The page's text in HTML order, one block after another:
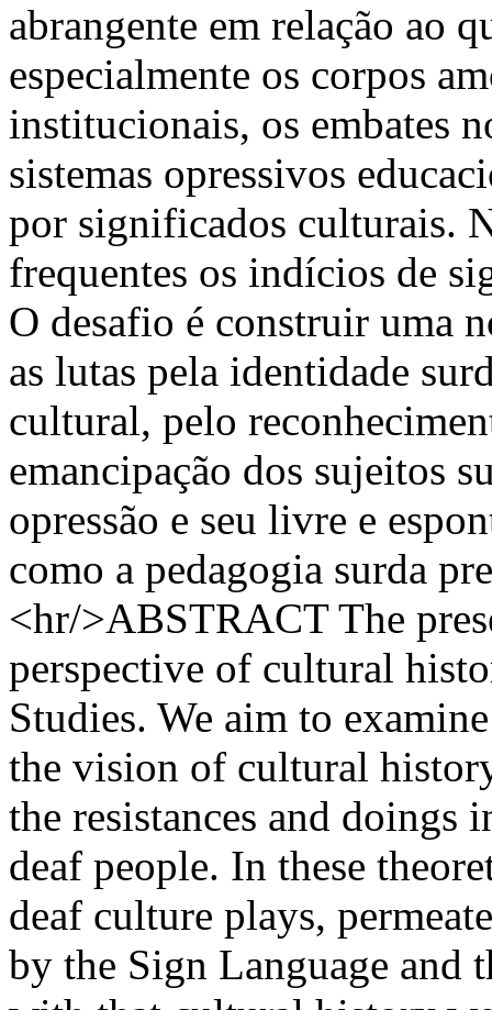
abrangente em relação ao
especialmente os corpos
institucionais, os embates
sistemas opressivos
por significados culturais.
frequentes os indícios de
O desafio é construir uma
as lutas pela identidade
cultural, pelo
emancipação dos sujeitos
opressão e seu livre e
como a pedagogia surda
<hr/>ABSTRACT The
perspective of cultural
Studies. We aim to
the vision of cultural
the resistances and doings
deaf people. In these
deaf culture plays,
by the Sign Language and